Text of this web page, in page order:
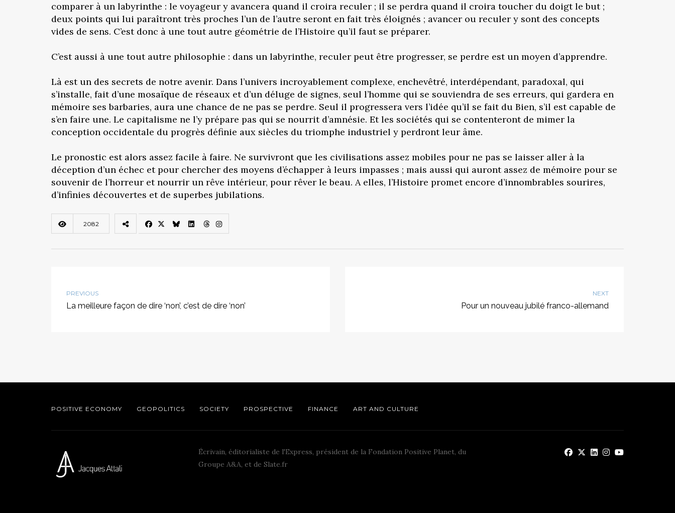
comparer à un labyrinthe : le voyageur y avancera quand il croira reculer ; il se perdra quand il croira toucher du doigt le but ;
deux points qui lui paraîtront très proches l’un de l’autre seront en fait très éloignés ; avancer ou reculer y sont des concepts
vides de sens. C’est donc à une tout autre géométrie de l’Histoire qu’il faut se préparer.
C’est aussi à une tout autre philosophie : dans un labyrinthe, reculer peut être progresser, se perdre est un moyen d’apprendre.
Là est un des secrets de notre avenir. Dans l’univers incroyablement complexe, enchevêtré, interdépendant, paradoxal, qui
s’installe, fait d’une mosaïque de réseaux et d’un déluge de signes, seul l’homme qui se souviendra de ses erreurs, qui gardera en
mémoire ses barbaries, aura une chance de ne pas se perdre. Seul il progressera vers l’idée qu’il se fait du Bien, s’il est capable de
s’en faire une. Le capitalisme ne l’y prépare pas qui se nourrit d’amnésie. Et les sociétés qui se contenteront de mimer la
conception occidentale du progrès définie aux siècles du triomphe industriel y perdront leur âme.
Le pronostic est alors assez facile à faire. Ne survivront que les civilisations assez mobiles pour ne pas se laisser aller à la
déception d’un échec et pour chercher des moyens d’échapper à leurs impasses ; mais aussi qui auront assez de mémoire pour se
souvenir de l’horreur et nourrir un rêve intérieur, pour rêver le beau. A elles, l’Histoire promet encore d’innombrables sourires,
d’infinies découvertes et de superbes jubilations.
2082
PREVIOUS
La meilleure façon de dire ‘non’, c’est de dire ‘non’
NEXT
Pour un nouveau jubilé franco-allemand
POSITIVE ECONOMY GEOPOLITICS SOCIETY PROSPECTIVE FINANCE ART AND CULTURE
Écrivain, éditorialiste de l'Express, président de la Fondation Positive Planet, du
Groupe A&A, et de Slate.fr